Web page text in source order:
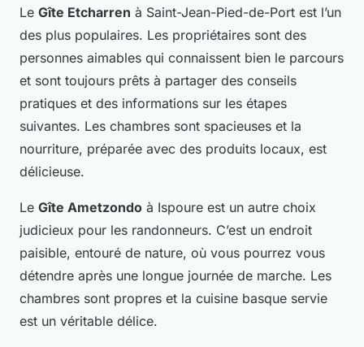
Le Gîte Etcharren à Saint-Jean-Pied-de-Port est l’un
des plus populaires. Les propriétaires sont des
personnes aimables qui connaissent bien le parcours
et sont toujours prêts à partager des conseils
pratiques et des informations sur les étapes
suivantes. Les chambres sont spacieuses et la
nourriture, préparée avec des produits locaux, est
délicieuse.
Le Gîte Ametzondo à Ispoure est un autre choix
judicieux pour les randonneurs. C’est un endroit
paisible, entouré de nature, où vous pourrez vous
détendre après une longue journée de marche. Les
chambres sont propres et la cuisine basque servie
est un véritable délice.